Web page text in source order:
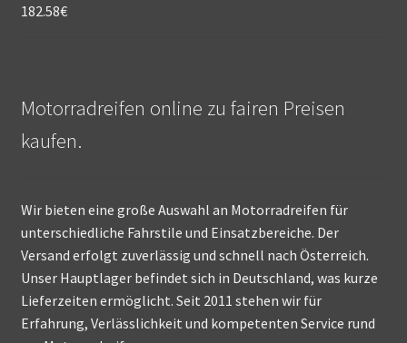
182.58€
Motorradreifen online zu fairen Preisen
kaufen.
Wir bieten eine große Auswahl an Motorradreifen für
unterschiedliche Fahrstile und Einsatzbereiche. Der
Versand erfolgt zuverlässig und schnell nach Österreich.
Unser Hauptlager befindet sich in Deutschland, was kurze
Lieferzeiten ermöglicht. Seit 2011 stehen wir für
Erfahrung, Verlässlichkeit und kompetenten Service rund